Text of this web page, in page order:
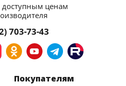
ценам
703-73-43
Покупателям